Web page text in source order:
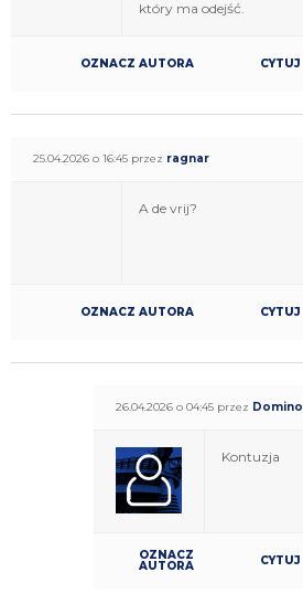
który ma odejść.
OZNACZ AUTORA CYTUJ
25.04.2026 o 16:45 przez ragnar
A de vrij?
OZNACZ AUTORA CYTUJ
26.04.2026 o 04:45 przez Domino
Kontuzja
OZNACZ
AUTORA CYTUJ